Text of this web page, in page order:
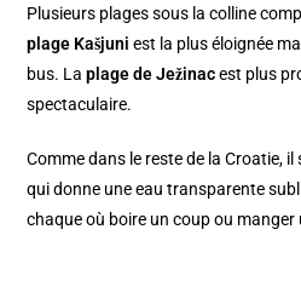
Plusieurs plages sous la colline
plage Kašjuni est la plus éloignée
bus. Laplage deJežinacest plus
spectaculaire.
Comme dans le reste de la Croatie, il
qui donne une eau transparente
chaque où boire un coup ou manger